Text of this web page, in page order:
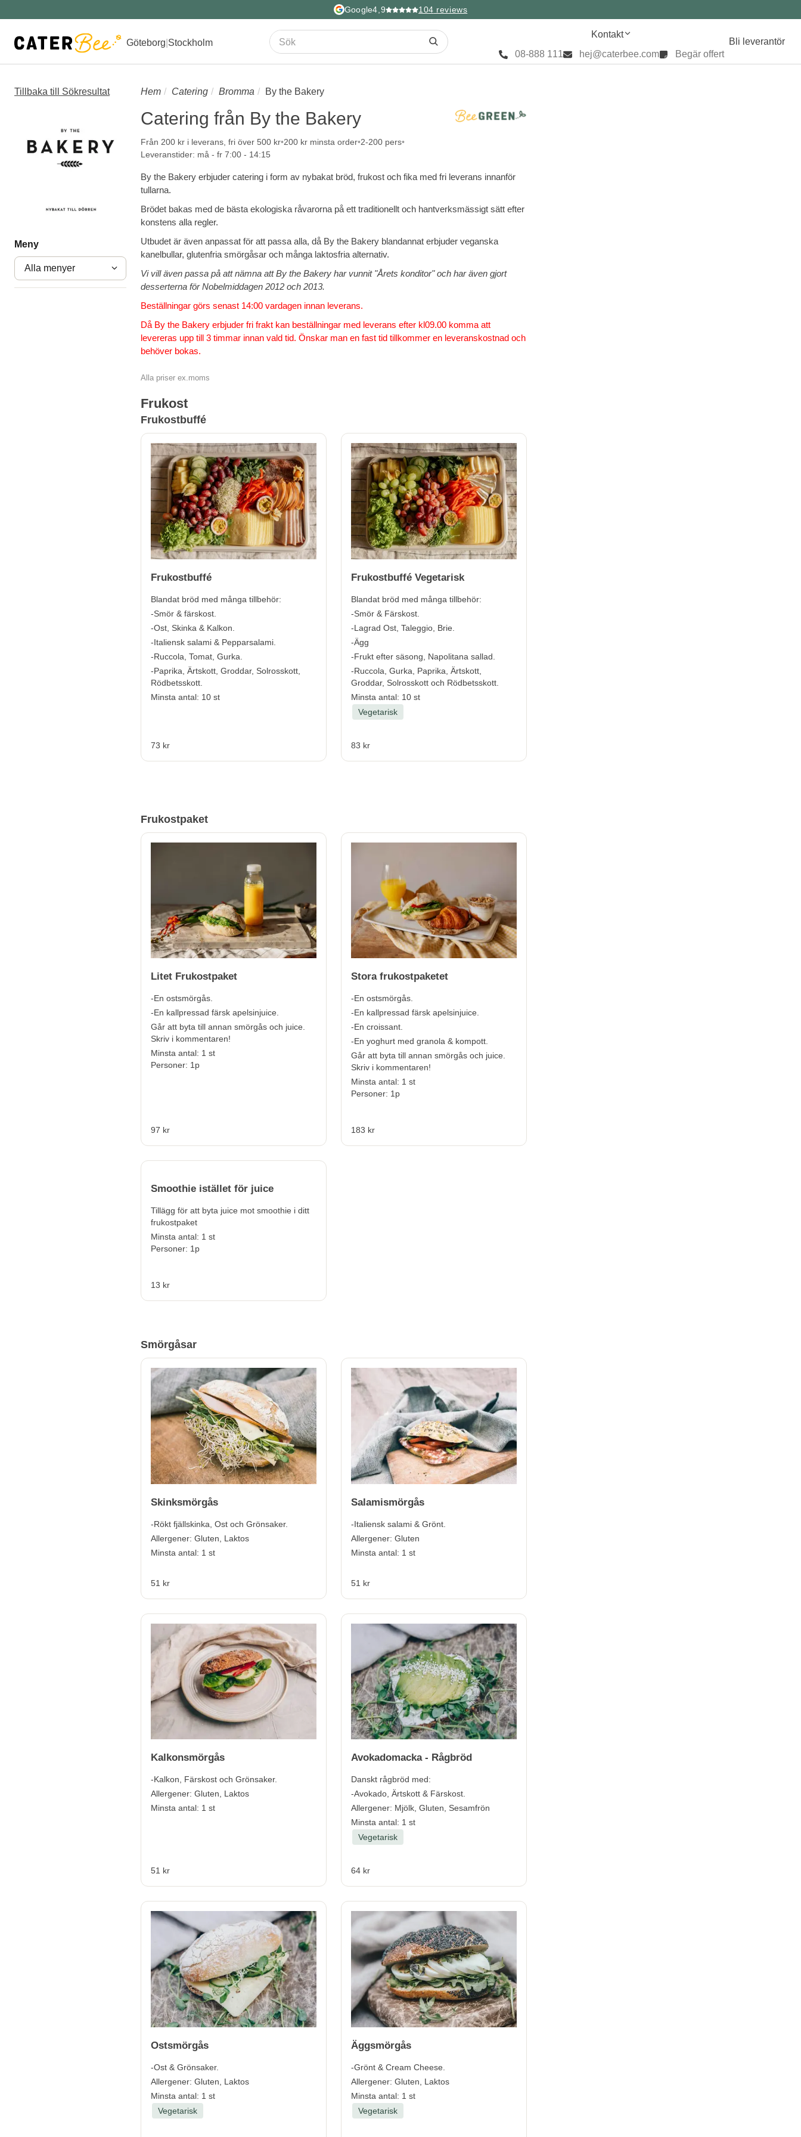
Google4,9 104 reviews
Göteborg Stockholm
Kontakt
08-888 111
hej@caterbee.com Begär offert
Bli leverantör
Tillbaka till Sökresultat
Meny
Alla menyer
Hem Catering Bromma By the Bakery
Catering från By the Bakery
Från 200 kr i leverans, fri över 500 kr 200 kr minsta order 2-200 pers
Leveranstider: må - fr 7:00 - 14:15
By the Bakery erbjuder catering i form av nybakat bröd, frukost och fika med fri leverans innanför
tullarna.
Brödet bakas med de bästa ekologiska råvarorna på ett traditionellt och hantverksmässigt sätt efter
konstens alla regler.
Utbudet är även anpassat för att passa alla, då By the Bakery blandannat erbjuder veganska
kanelbullar, glutenfria smörgåsar och många laktosfria alternativ.
Vi vill även passa på att nämna att By the Bakery har vunnit "Årets konditor" och har även gjort
desserterna för Nobelmiddagen 2012 och 2013.
Beställningar görs senast 14:00 vardagen innan leverans.
Då By the Bakery erbjuder fri frakt kan beställningar med leverans efter kl09.00 komma att
levereras upp till 3 timmar innan vald tid. Önskar man en fast tid tillkommer en leveranskostnad och
behöver bokas.
Alla priser ex.moms
Frukost
Frukostbuffé
Frukostbuffé
Blandat bröd med många tillbehör:
-Smör & färskost.
-Ost, Skinka & Kalkon.
-Italiensk salami & Pepparsalami.
-Ruccola, Tomat, Gurka.
-Paprika, Ärtskott, Groddar, Solrosskott,
Rödbetsskott.
Minsta antal: 10 st
73 kr
Frukostbuffé Vegetarisk
Blandat bröd med många tillbehör:
-Smör & Färskost.
-Lagrad Ost, Taleggio, Brie.
-Ägg
-Frukt efter säsong, Napolitana sallad.
-Ruccola, Gurka, Paprika, Ärtskott,
Groddar, Solrosskott och Rödbetsskott.
Minsta antal: 10 st
Vegetarisk
83 kr
Frukostpaket
Litet Frukostpaket
-En ostsmörgås.
-En kallpressad färsk apelsinjuice.
Går att byta till annan smörgås och juice.
Skriv i kommentaren!
Minsta antal: 1 st
Personer: 1p
97 kr
Stora frukostpaketet
-En ostsmörgås.
-En kallpressad färsk apelsinjuice.
-En croissant.
-En yoghurt med granola & kompott.
Går att byta till annan smörgås och juice.
Skriv i kommentaren!
Minsta antal: 1 st
Personer: 1p
183 kr
Smoothie istället för juice
Tillägg för att byta juice mot smoothie i ditt
frukostpaket
Minsta antal: 1 st
Personer: 1p
13 kr
Smörgåsar
Skinksmörgås
-Rökt fjällskinka, Ost och Grönsaker.
Allergener: Gluten, Laktos
Minsta antal: 1 st
51 kr
Salamismörgås
-Italiensk salami & Grönt.
Allergener: Gluten
Minsta antal: 1 st
51 kr
Kalkonsmörgås
-Kalkon, Färskost och Grönsaker.
Allergener: Gluten, Laktos
Minsta antal: 1 st
51 kr
Avokadomacka - Rågbröd
Danskt rågbröd med:
-Avokado, Ärtskott & Färskost.
Allergener: Mjölk, Gluten, Sesamfrön
Minsta antal: 1 st
Vegetarisk
64 kr
Ostsmörgås
-Ost & Grönsaker.
Allergener: Gluten, Laktos
Minsta antal: 1 st
Vegetarisk
Äggsmörgås
-Grönt & Cream Cheese.
Allergener: Gluten, Laktos
Minsta antal: 1 st
Vegetarisk